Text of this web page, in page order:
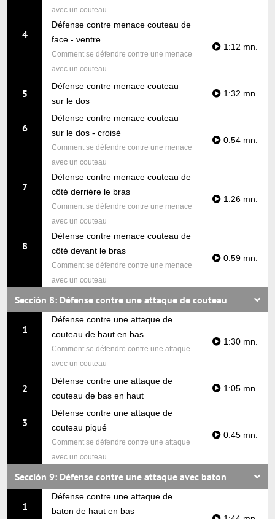
avec un couteau
4
Défense contre menace couteau de
face - ventre
Comment se défendre contre une menace
avec un couteau
1:12 mn.
5
Défense contre menace couteau
sur le dos
1:32 mn.
6
Défense contre menace couteau
sur le dos - croisé
Comment se défendre contre une menace
avec un couteau
0:54 mn.
7
Défense contre menace couteau de
côté derrière le bras
Comment se défendre contre une menace
avec un couteau
1:26 mn.
8
Défense contre menace couteau de
côté devant le bras
Comment se défendre contre une menace
avec un couteau
0:59 mn.
Sección 8: Défense contre une attaque de couteau
1
Défense contre une attaque de
couteau de haut en bas
Comment se défendre contre une attaque
avec un couteau
1:30 mn.
2
Défense contre une attaque de
couteau de bas en haut
1:05 mn.
3
Défense contre une attaque de
couteau piqué
Comment se défendre contre une attaque
avec un couteau
0:45 mn.
Sección 9: Défense contre une attaque avec baton
1
Défense contre une attaque de
baton de haut en bas